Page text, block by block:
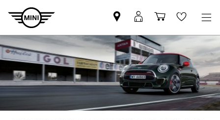
Znajdź
Partnera
MINI
Logowanie
MyMini
KoszykWishlist